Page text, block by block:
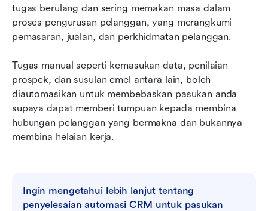
tugas berulang dan sering memakan masa dalam
proses pengurusan pelanggan, yang merangkumi
pemasaran, jualan, dan perkhidmatan pelanggan.
Tugas manual seperti kemasukan data, penilaian
prospek, dan susulan emel antara lain, boleh
diautomasikan untuk membebaskan pasukan anda
supaya dapat memberi tumpuan kepada membina
hubungan pelanggan yang bermakna dan bukannya
membina helaian kerja.
Ingin mengetahui lebih lanjut tentang
penyelesaian automasi CRM untuk pasukan